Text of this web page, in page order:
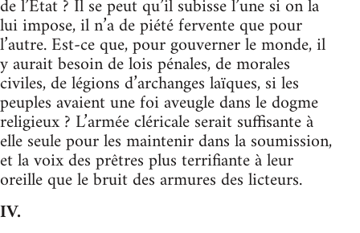
de l’Etat ? Il se peut qu’il subisse l’une si on la
lui impose, il n’a de piété fervente que pour
l’autre. Est-ce que, pour gouverner le monde, il
y aurait besoin de lois pénales, de morales
civiles, de légions d’archanges laïques, si les
peuples avaient une foi aveugle dans le dogme
religieux ? L’armée cléricale serait suffisante à
elle seule pour les maintenir dans la soumission,
et la voix des prêtres plus terrifiante à leur
oreille que le bruit des armures des licteurs.
IV.